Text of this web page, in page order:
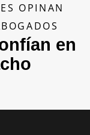
OPINAN
en